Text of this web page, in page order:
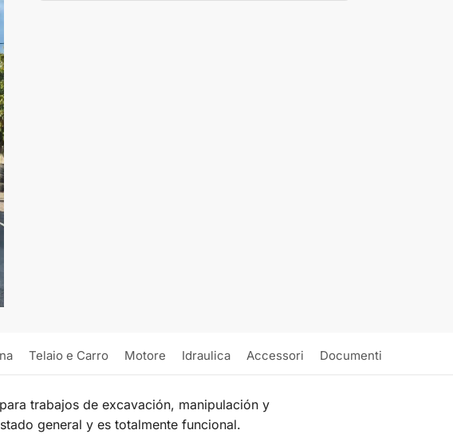
Telaio e Carro Motore Idraulica Accessori Documenti
trabajos de excavación, manipulación y
general y es totalmente funcional.